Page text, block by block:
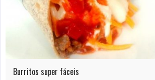
Burritos super fáceis